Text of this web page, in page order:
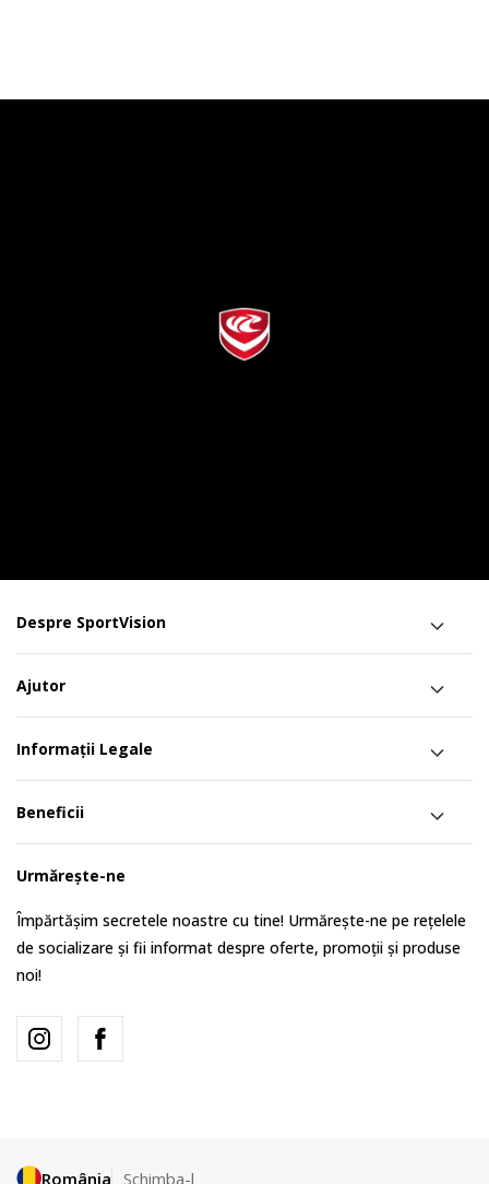
Despre SportVision
Ajutor
Informații Legale
Beneficii
Urmărește-ne
Împărtășim secretele noastre cu tine! Urmărește-ne pe rețelele
de socializare și fii informat despre oferte, promoții și produse
noi!
România Schimba-l